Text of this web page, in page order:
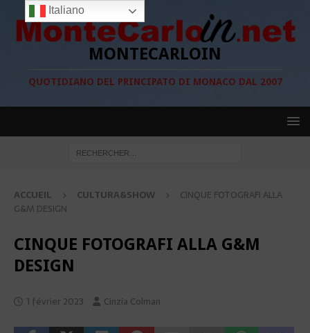
MONTECARLOIN
QUOTIDIANO DEL PRINCIPATO DI MONACO DAL 2007
ACCUEIL CULTURA&SHOW
CINQUE FOTOGRAFI ALLA
G&M DESIGN
CINQUE FOTOGRAFI ALLA G&M
DESIGN
1 février 2023 Cinzia Colman
Italiano